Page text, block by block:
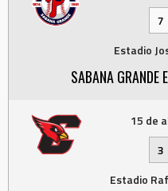
7
Estadio
SABANA GRANDE
15 de
3
Estadio